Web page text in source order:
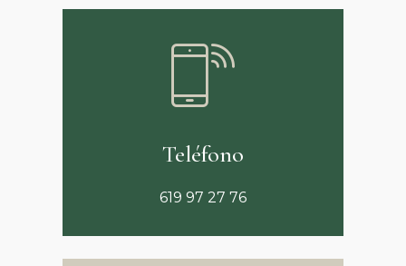
Teléfono
619 97 27 76